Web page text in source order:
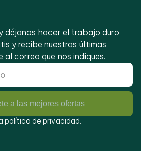
déjanos hacer el trabajo duro
y recibe nuestras últimas
correo que nos indiques.
a las mejores ofertas
política de privacidad.